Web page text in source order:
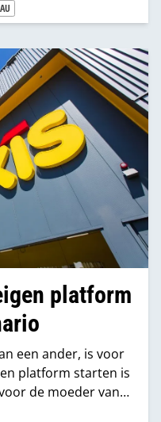
platform
een ander, is voor
platform starten is
de moeder van